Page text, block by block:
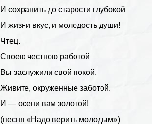
И сохранить до старости глубокой
И жизни вкус, и молодость души!
Чтец.
Своею честною работой
Вы заслужили свой покой.
Живите, окруженные заботой.
И — осени вам золотой!
(песня «Надо верить молодым»)